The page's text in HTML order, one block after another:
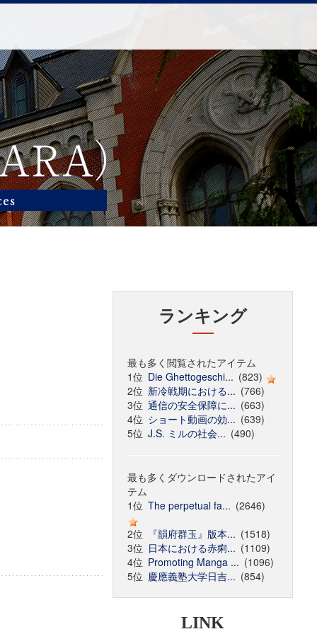
ランキング
最も多く閲覧されたアイテム
1位 Die Ghettogeschi... (823)
2位 新冷戦期における... (766)
3位 通信の安全保障に... (663)
4位 ショート動画の効... (639)
5位 J.S. ミルの社会... (490)
最も多くダウンロードされたアイ
テム
1位 The perpetual fa... (2646)
2位
『韻府群玉』版本... (1518)
3位 日本における赤痢... (1109)
4位 Promoting Manga ... (1096)
5位 慶應義塾大学日吉... (854)
LINK